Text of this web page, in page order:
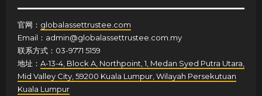
官网： globalassettrustee.com
Email：admin@globalassettrustee.com.my
联系方式：03-9771 5159
地址： A-13-4, Block A, Northpoint, 1, Medan Syed Putra Utara,
Mid Valley City, 59200 Kuala Lumpur, Wilayah Persekutuan
Kuala Lumpur